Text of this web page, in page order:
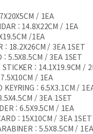
/ 1EA
: 14.8X22CM / 1EA
/1EA
: 18.2X26CM / 3EA 1SET
: 5.5X8.5CM / 3EA 1SET
STICKER : 14.1X19.9CM /
/ 1EA
KEYRING : 6.5X3.1CM /
/ 3EA 1SET
: 6.5X9.5CM / 1EA
: 15X10CM / 3EA 1SET
: 5.5X8.5CM / 1EA